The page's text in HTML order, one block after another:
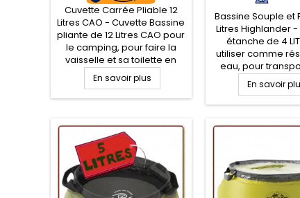
Cuvette Carrée Pliable 12
Litres CAO - Cuvette Bassine
pliante de 12 Litres CAO pour
le camping, pour faire la
vaisselle et sa toilette en
plein air. Bassine Cuvette
pliante en plastique
résistante avec deux
le transport. Robuste et
Compacte, cette bassine
se range très facilement
En savoir plus
Bassine Souple et
Litres Highlander -
étanche de 4
utiliser comme
eau, pour
stocker de l'eau,
vaisselle ou la
camping, en
bushcraft.
En savoir